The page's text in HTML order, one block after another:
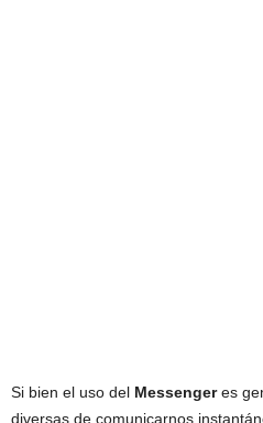
Si bien el uso del Messengeres
diversas de comunicarnos